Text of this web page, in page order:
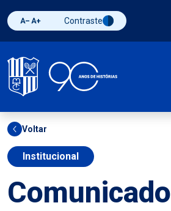
Diminuir fonte
Aumentar fonteAlternar contraste
Contraste
Voltar
Institucional
Comunicado